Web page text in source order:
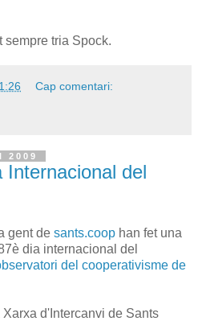
sempre tria Spock.
Cap comentari:
2009
Internacional del
gent de sants.coop han fet una
dia internacional del
del cooperativisme de
d'Intercanvi de Sants